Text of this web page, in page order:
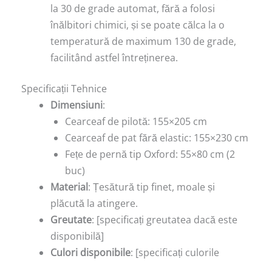
la 30 de grade automat, fără a folosi
înălbitori chimici, și se poate călca la o
temperatură de maximum 130 de grade,
facilitând astfel întreținerea.
Specificații Tehnice
Dimensiuni:
Cearceaf de pilotă: 155×205 cm
Cearceaf de pat fără elastic: 155×230 cm
Fețe de pernă tip Oxford: 55×80 cm (2
buc)
Material: Țesătură tip finet, moale și
plăcută la atingere.
Greutate: [specificați greutatea dacă este
disponibilă]
Culori disponibile: [specificați culorile